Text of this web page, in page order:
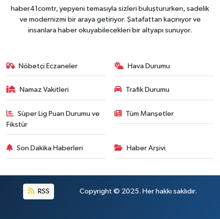
haber41comtr, yepyeni temasıyla sizleri buluştururken, sadelik
ve modernizmi bir araya getiriyor. Şatafattan kaçınıyor ve
insanlara haber okuyabilecekleri bir altyapı sunuyor.
Nöbetçi Eczaneler Hava Durumu
Namaz Vakitleri Trafik Durumu
Süper Lig Puan Durumu ve
Fikstür
Tüm Manşetler
Son Dakika Haberleri Haber Arşivi
RSS Copyright © 2025. Her hakkı saklıdır.